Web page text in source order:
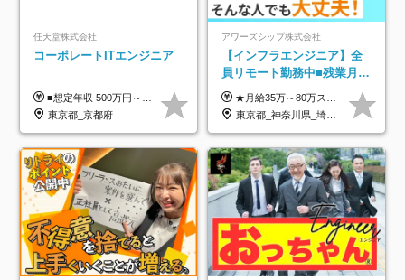
任天堂株式会社
コーポレートITエンジニア
■想定年収 500万円～900万円 月給制 月給278,000円～ ※残業が発生した場合、残業代を別途全額支給します ※試用期間2ヶ月あり(待遇や給与に差異はありません)
東京都_京都府
アワーズシップ株式会社
【インフラエンジニア】全
員リモート勤務中■残業月
3h■最大3ヶ月の連休あり■
年休126日■20～30代活躍
中！
★月給35万～80万スタートも可 【未経験の方】 ■月給26万～80万＋賞与年2回（年2ヶ月分） 【何かしらのインフラエンジニア経験をお持ちの方】 ■月給35万～80万＋賞与年2回（年2ヶ月分） ※スキル・経験などを考慮し決定します ※試用期間6ヶ月あり。期間中は契約社員となります。その他の待遇に差異はありません（試用期間終了後、昇給の可能性あり） ※上記金額には固定残業代（月30時間分／4万9600円～15万2600円）を含みます。超過分は別途支給いたします。 ＼頑張りはインセンティブで還元！／ クライアントに貢献度を評価され、当社のエンジニアが追加で案件に参画することになるなど、会社にとって利益になる行動はしっかり評価します。 会社の成長に貢献できていることを実感でき、「もっと頑張ろう」と思える体制づくりを整えています！
東京都_神奈川県_埼玉県_千葉県_大阪府